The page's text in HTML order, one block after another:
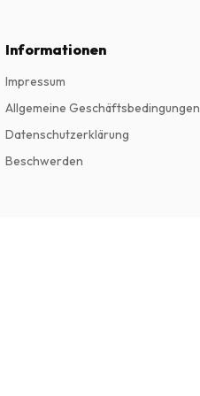
Informationen
Impressum
Allgemeine Geschäftsbedingungen
Datenschutzerklärung
Beschwerden